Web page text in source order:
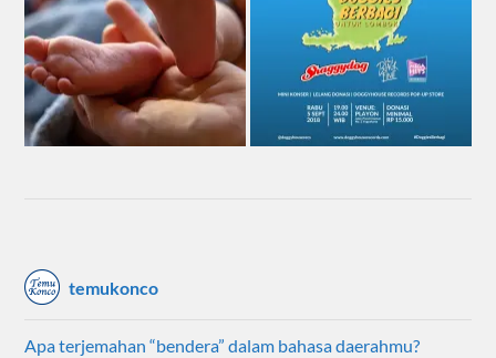
temukonco
Apa terjemahan “bendera” dalam bahasa daerahmu?